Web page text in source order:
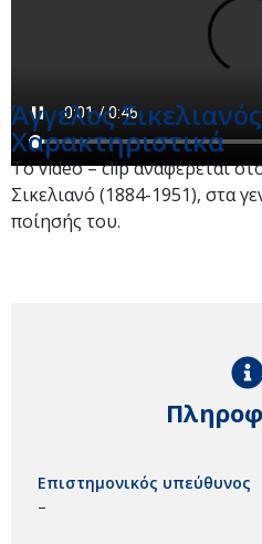
Άγγελος
Χαρακτηριστικά
Το video – clip αναφέρεται
Σικελιανό (1884-1951), στα
ποίησής του.
Επιστημονικός υπεύθυνος
–